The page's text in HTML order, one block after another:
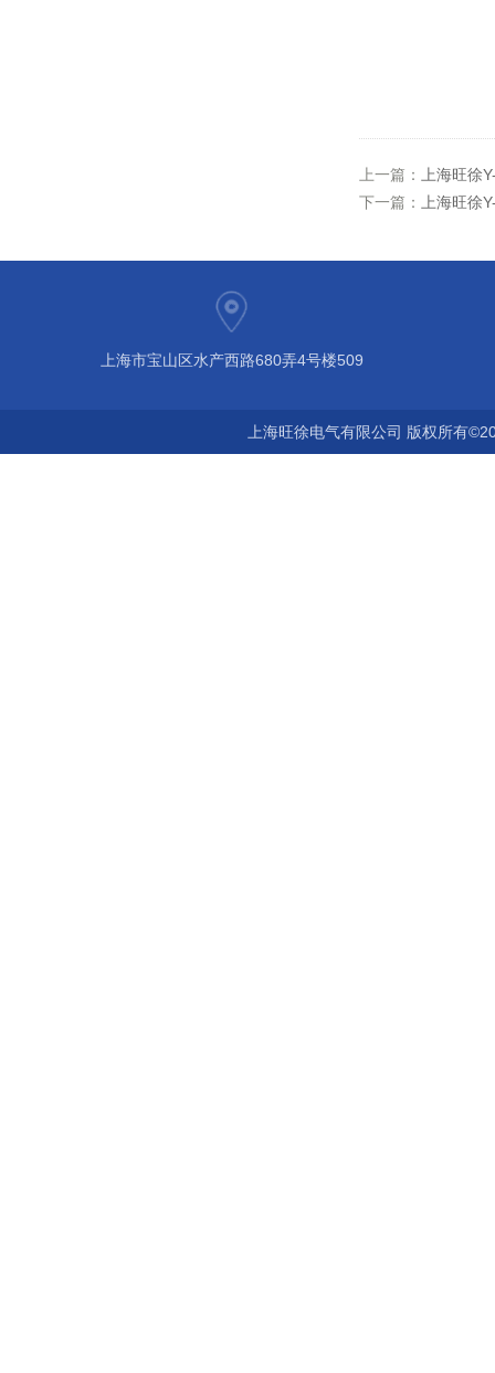
上一篇：
上海旺徐
下一篇：
上海旺徐
上海市宝山区水产西路680弄4号楼509
上海旺徐电气有限公司 版权所有